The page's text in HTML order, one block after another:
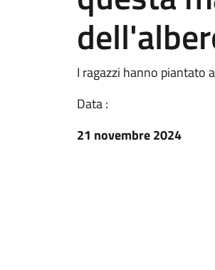
I ragazzi hanno piantato
Data :
21 novembre 2024